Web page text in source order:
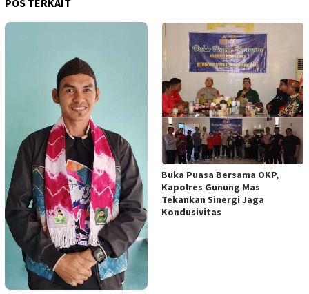
Buka Puasa Bersama OKP,
Kapolres Gunung Mas
Tekankan Sinergi Jaga
Kondusivitas